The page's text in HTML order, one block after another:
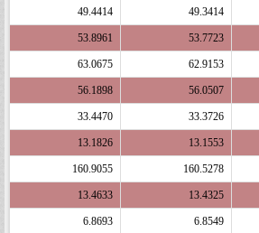
49.3414
49.4414
53.7723
53.8961
62.9153
63.0675
56.0507
56.1898
33.3726
33.4470
13.1553
13.1826
160.5278
160.9055
13.4325
13.4633
6.8549
6.8693